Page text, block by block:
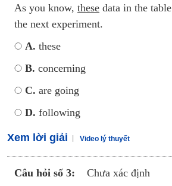
As you know, these data in the table
the next experiment.
A. these
B. concerning
C. are going
D. following
Xem lời giải Video lý thuyết
Câu hỏi số 3:
Chưa xác định